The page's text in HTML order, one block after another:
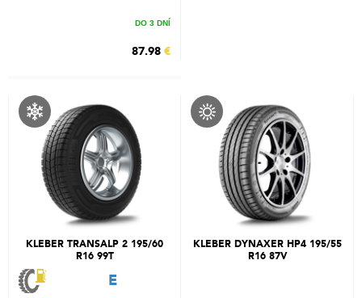
DO 3 DNÍ
87.98 €
KLEBER TRANSALP 2 195/60
R16 99T
E
KLEBER DYNAXER HP4 195/55
R16 87V